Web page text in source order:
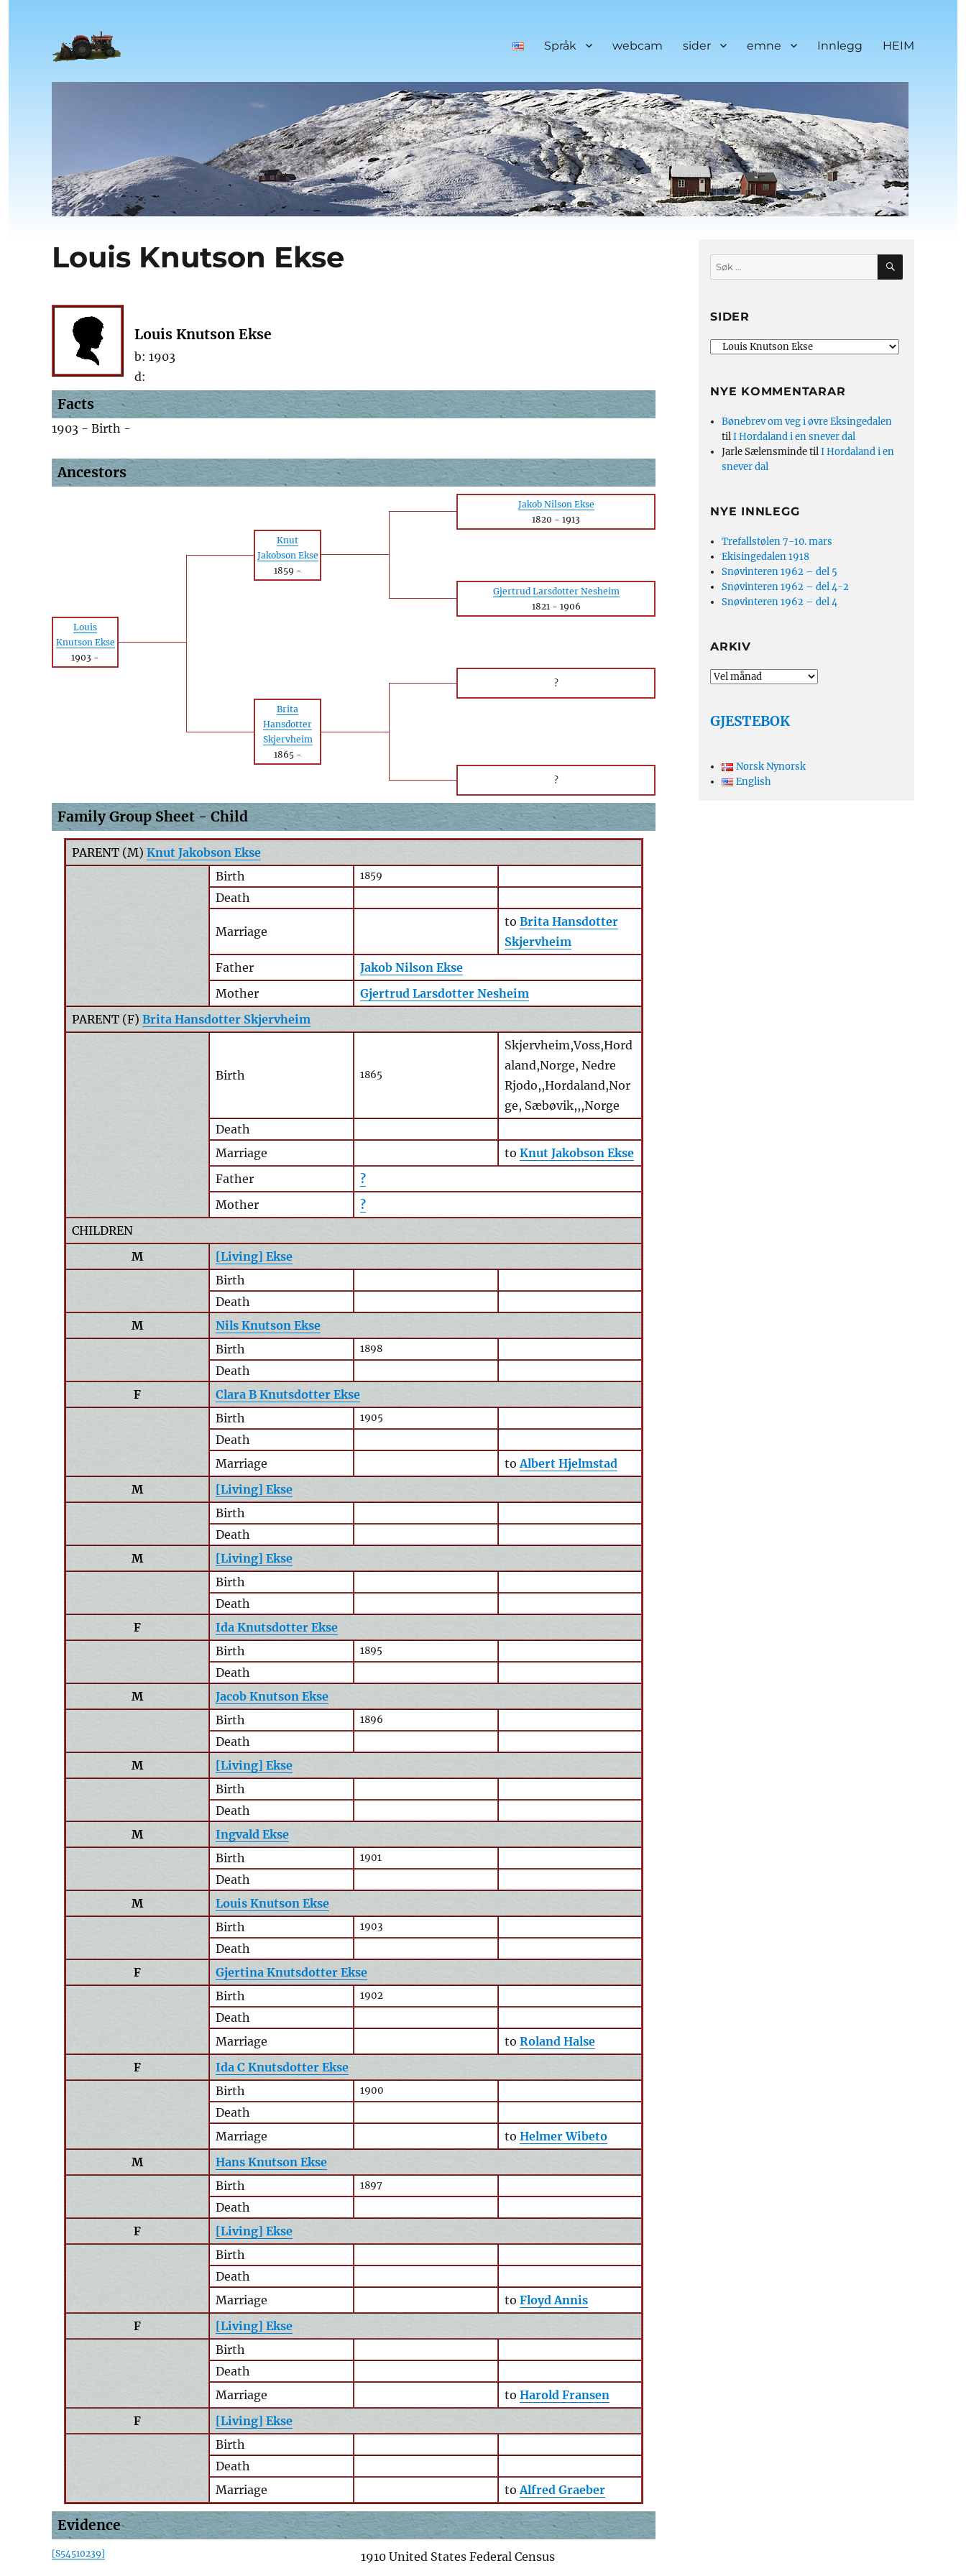
Språk webcam sider emne Innlegg HEIM
Louis Knutson Ekse
Louis Knutson Ekse
b: 1903
d:
Facts
1903 - Birth -
Ancestors
Jakob Nilson Ekse
1820 - 1913
Knut
Jakobson Ekse
1859 -
Gjertrud Larsdotter Nesheim
1821 - 1906
Louis
Knutson Ekse
1903 -
?
Brita
Hansdotter
Skjervheim
1865-
?
Family Group Sheet - Child
PARENT (M) Knut Jakobson Ekse
Birth
1859
Death
Marriage
to Brita Hansdotter
Skjervheim
Father
Jakob Nilson Ekse
Mother
Gjertrud Larsdotter Nesheim
PARENT (F) Brita Hansdotter Skjervheim
Birth 1865
Skjervheim,Voss,Hord
aland,Norge, Nedre
Rjodo,,Hordaland,Nor
ge, Sæbøvik,,,Norge
Death
Marriage
to Knut Jakobson Ekse
Father
?
Mother
?
CHILDREN
M
[Living] Ekse
Birth
Death
M
Nils Knutson Ekse
Birth
1898
Death
F
Clara B Knutsdotter Ekse
Birth
1905
Death
Marriage
to Albert Hjelmstad
M
[Living] Ekse
Birth
Death
M
[Living] Ekse
Birth
Death
F
Ida Knutsdotter Ekse
Birth
1895
Death
M
Jacob Knutson Ekse
Birth
1896
Death
M
[Living] Ekse
Birth
Death
M
Ingvald Ekse
Birth
1901
Death
M
Louis Knutson Ekse
Birth
1903
Death
F
Gjertina Knutsdotter Ekse
Birth
1902
Death
Marriage
to Roland Halse
F
Ida C Knutsdotter Ekse
Birth
1900
Death
Marriage
to Helmer Wibeto
M
Hans Knutson Ekse
Birth
1897
Death
F
[Living] Ekse
Birth
Death
Marriage
to Floyd Annis
F
[Living] Ekse
Birth
Death
Marriage
to Harold Fransen
F
[Living] Ekse
Birth
Death
Marriage
to Alfred Graeber
Evidence
[S54510239] 1910 United States Federal Census
Søk
etter:
SØK
SIDER
NYE KOMMENTARAR
Bønebrev om veg i øvre Eksingedalen
tilI Hordaland i en snever dal
Jarle SælensmindetilI Hordaland i en
snever dal
NYE INNLEGG
Trefallstølen 7-10. mars
Ekisingedalen 1918
Snøvinteren 1962 – del 5
Snøvinteren 1962 – del 4-2
Snøvinteren 1962 – del 4
ARKIV
Arkiv
GJESTEBOK
Norsk Nynorsk
English